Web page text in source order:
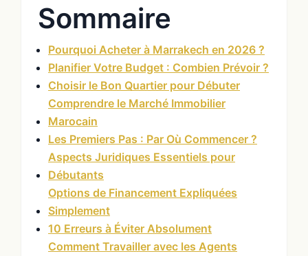
Sommaire
Pourquoi Acheter à Marrakech en 2026 ?
Planifier Votre Budget : Combien Prévoir ?
Choisir le Bon Quartier pour Débuter
Comprendre le Marché Immobilier
Marocain
Les Premiers Pas : Par Où Commencer ?
Aspects Juridiques Essentiels pour
Débutants
Options de Financement Expliquées
Simplement
10 Erreurs à Éviter Absolument
Comment Travailler avec les Agents